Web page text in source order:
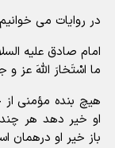
در روایات می
امام صادق علیه
ما اسْتَخارَ اللهَ عز
هیچ بنده مؤمنی
او خیر دهد هر
باز خیر او درهمان